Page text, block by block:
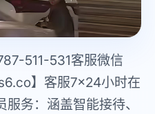
511-531客服微信
】客服7×24小时在
务：涵盖智能接待、